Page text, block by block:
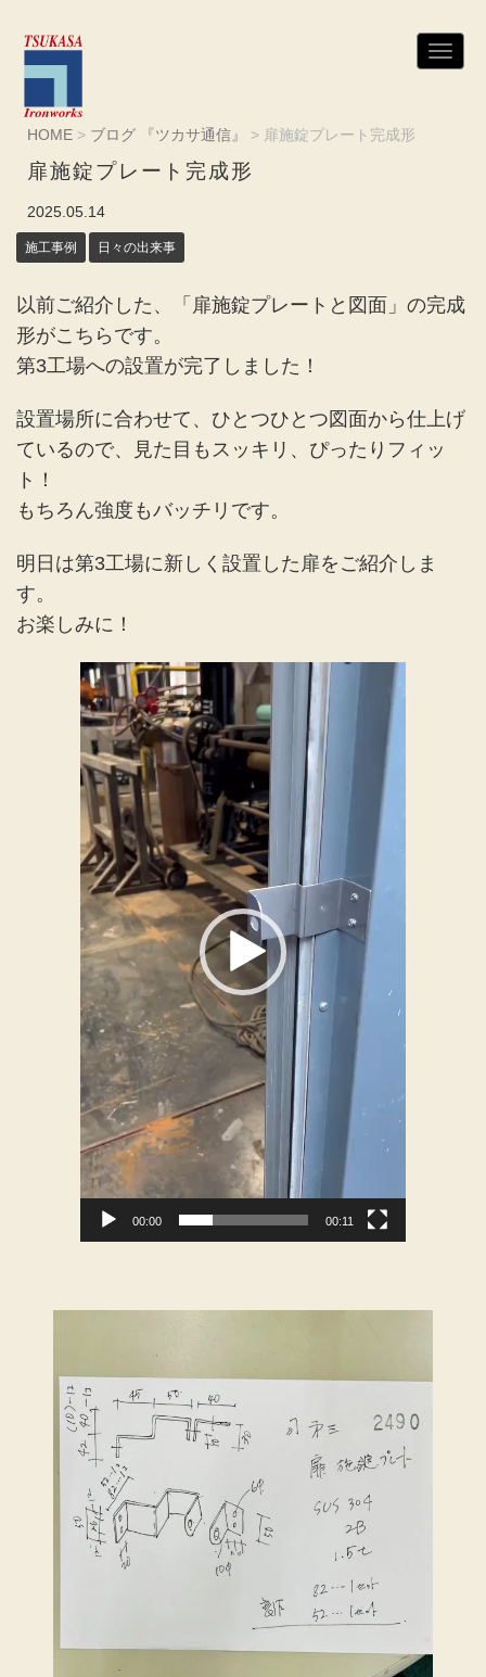
N
a
HOME > ブログ 『ツカサ通信』 > 扉施錠プレート完成形
扉施錠プレート完成形
2025.05.14
施工事例 日々の出来事
以前ご紹介した、「扉施錠プレートと図面」の完成
形がこちらです。
第3工場への設置が完了しました！
設置場所に合わせて、ひとつひとつ図面から仕上げ
ているので、見た目もスッキリ、ぴったりフィッ
ト！
もちろん強度もバッチリです。
明日は第3工場に新しく設置した扉をご紹介しま
す。
お楽しみに！
動
画
プ
レ
ー
ヤ
ー
00:00 00:11